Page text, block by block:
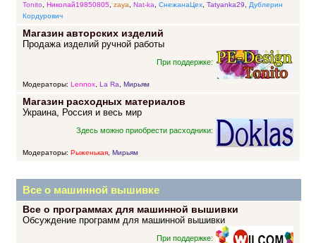
Tonito, Николай19850805, zaya, Nat-ka, СнежанаЦех, Tatyanka29, Дублерин
Кордурович
Магазин авторских изделий
Продажа изделий ручной работы
При поддержке:
Модераторы: Lennox, La Ra, Мирьям
Магазин расходных материалов
Украина, Россия и весь мир
Здесь можно приобрести расходники:
Модераторы: Рыженькая, Мирьям
Все о машинной вышивке
Все о программах для машинной вышивки
Обсуждение программ для машинной вышивки
При поддержке: